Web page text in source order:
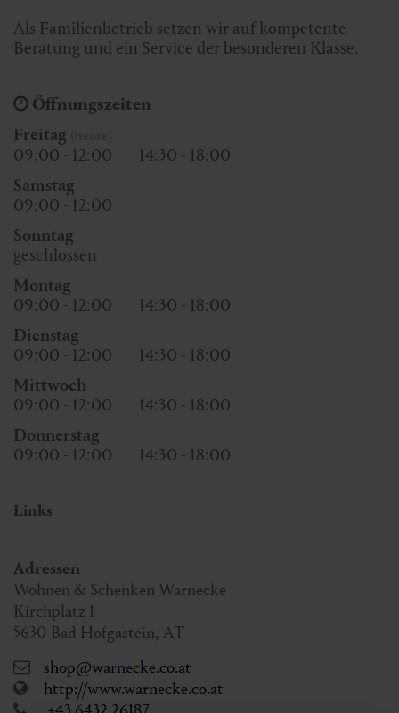
Als Familienbetrieb setzen wir auf kompetente
Beratung und ein Service der besonderen Klasse.
Öffnungszeiten
Freitag
09:00 - 12:00
14:30 - 18:00
Samstag
09:00 - 12:00
Sonntag
geschlossen
Montag
09:00 - 12:00
14:30 - 18:00
Dienstag
09:00 - 12:00
14:30 - 18:00
Mittwoch
09:00 - 12:00
14:30 - 18:00
Donnerstag
09:00 - 12:00
14:30 - 18:00
Links
Adressen
Wohnen & Schenken Warnecke
Kirchplatz 1
5630 Bad Hofgastein, AT
shop@warnecke.co.at
http://www.warnecke.co.at